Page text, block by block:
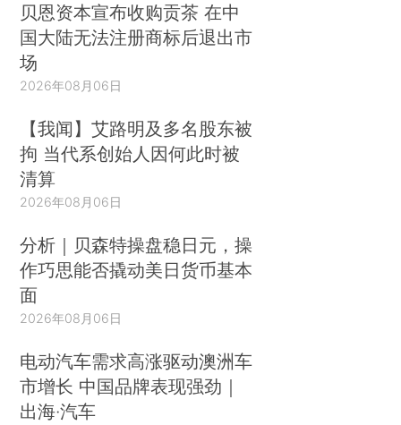
贝恩资本宣布收购贡茶 在中
国大陆无法注册商标后退出市
场
2026年08月06日
【我闻】艾路明及多名股东被
拘 当代系创始人因何此时被
清算
2026年08月06日
分析｜贝森特操盘稳日元，操
作巧思能否撬动美日货币基本
面
2026年08月06日
电动汽车需求高涨驱动澳洲车
市增长 中国品牌表现强劲｜
出海·汽车